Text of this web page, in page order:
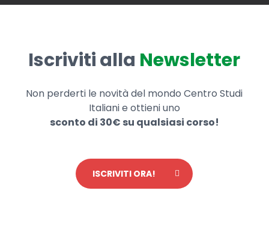
Iscriviti alla Newsletter
Non perderti le novità del mondo Centro Studi
Italiani e ottieni uno
sconto di 30€ su qualsiasi corso!
ISCRIVITI ORA!